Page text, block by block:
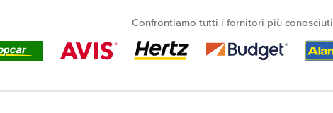
Confrontiamo tutti i fornitori più conosciuti